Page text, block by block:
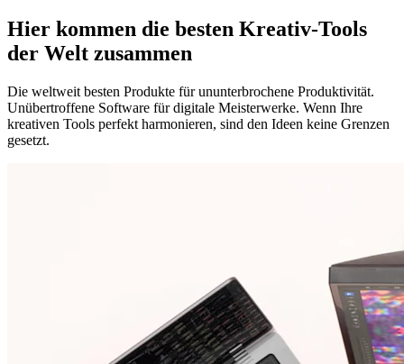
Hier kommen die besten Kreativ-Tools
der Welt zusammen
Die weltweit besten Produkte für ununterbrochene Produktivität.
Unübertroffene Software für digitale Meisterwerke. Wenn Ihre
kreativen Tools perfekt harmonieren, sind den Ideen keine Grenzen
gesetzt.